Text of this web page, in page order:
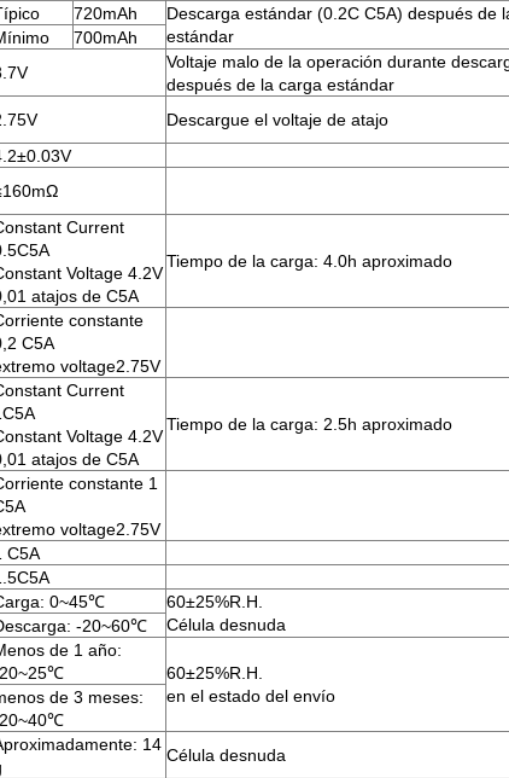
720mAh
Descarga estándar (0.2C C5A) después de
estándar
700mAh
Voltaje malo de la operación durante
después de la carga estándar
Descargue el voltaje de atajo
Current
Voltage 4.2V
atajos de C5A
Tiempo de la carga: 4.0h aproximado
constante
C5A
voltage2.75V
Current
Voltage 4.2V
atajos de C5A
Tiempo de la carga: 2.5h aproximado
constante 1
voltage2.75V
C5A
0~45℃
60±25%R.H.
Célula desnuda
-20~60℃
de 1 año:
60±25%R.H.
en el estado del envío
de 3 meses:
14
Célula desnuda